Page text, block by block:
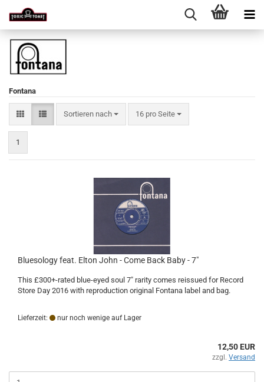
Fontana
Sortieren nach
Sortieren nach 16 pro Seite
pro Seite
1
Bluesology feat. Elton John - Come Back Baby - 7"
This £300+-rated blue-eyed soul 7" rarity comes reissued for Record
Store Day 2016 with reproduction original Fontana label and bag.
Lieferzeit: nur noch wenige auf Lager
12,50 EUR
zzgl. Versand